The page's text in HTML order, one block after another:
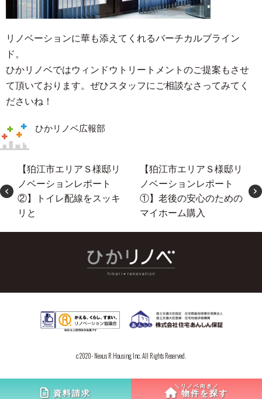
リノベーションに華も添えてくれるバーチカルブライン
ド。
ひかリノベではウィンドウトリートメントのご提案もさせ
て頂いております。ぜひスタッフにご相談なさってみてく
ださいね！
ひかリノベ広報部
【狛江市エリアＳ様邸リ
ノベーションレポート
②】トイレ配線をスッキ
リと
【狛江市エリアＳ様邸リ
ノベーションレポート
①】老後の安心のための
マイホーム購入
c 2020- Nexus R Housing, Inc. All Rights Reserved.
資料請求 物件を探す